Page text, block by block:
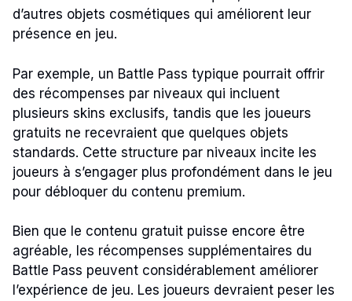
d’autres objets cosmétiques qui améliorent leur
présence en jeu.
Par exemple, un Battle Pass typique pourrait offrir
des récompenses par niveaux qui incluent
plusieurs skins exclusifs, tandis que les joueurs
gratuits ne recevraient que quelques objets
standards. Cette structure par niveaux incite les
joueurs à s’engager plus profondément dans le jeu
pour débloquer du contenu premium.
Bien que le contenu gratuit puisse encore être
agréable, les récompenses supplémentaires du
Battle Pass peuvent considérablement améliorer
l’expérience de jeu. Les joueurs devraient peser les